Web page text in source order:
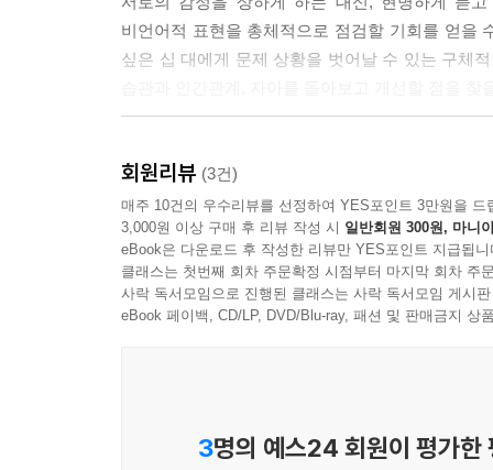
--- pp.141-142
비언어적 표현을 총체적으로 점검할 기회를 얻을
싶은 십 대에게 문제 상황을 벗어날 수 있는 구체
좋은 대화가 너를 좋은 곳으로 데려가도록
대화는 즐겁게 거절은 정확하게 관계는 다정하게
처음 만나는 친구에게 먼저 말 거는 법, 어색한 사
스스로에게 용기를 주는 말 건네는 법, 부모님의
선톡 보내는 법, 온라인 친구 사귀는 법, …….
터득할 수 있다.
회원리뷰 (3건)
매주 10건의 우수리뷰를 선정하여 YES포인트 3만원을 드
3,000원 이상 구매 후 리뷰 작성 시 일반회원 300원, 마니
eBook은 다운로드 후 작성한 리뷰만 YES포인트 지급됩니
클래스는 첫번째 회차 주문확정 시점부터 마지막 회차 주
사락 독서모임으로 진행된 클래스는 사락 독서모임 게시
eBook 페이백, CD/LP, DVD/Blu-ray, 패션 및 판매금지 상
3명의 예스24 회원이 평가한